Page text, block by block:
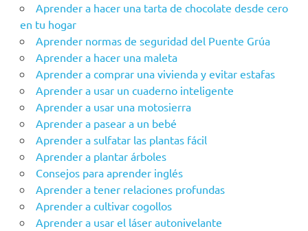
Aprender a hacer una tarta de chocolate desde cero
en tu hogar
Aprender‌ ‌‌normas‌ ‌de‌ ‌seguridad‌ ‌del‌ ‌Puente‌ ‌Grúa‌ ‌
Aprender a hacer una maleta
Aprender a comprar una vivienda y evitar estafas
Aprender a usar un cuaderno inteligente
Aprender a usar una motosierra
Aprender a pasear a un bebé
Aprender a sulfatar las plantas fácil
Aprender a plantar árboles
Consejos para aprender inglés
Aprender a tener relaciones profundas
Aprender a cultivar cogollos
Aprender a usar el láser autonivelante